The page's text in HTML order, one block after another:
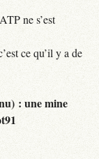
ne s’est
ce qu’il y a de
: une mine